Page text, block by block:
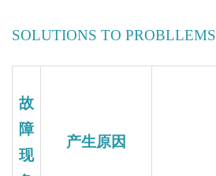
SOLUTIONS TO PROBLLEMS
故
障
现
产生原因